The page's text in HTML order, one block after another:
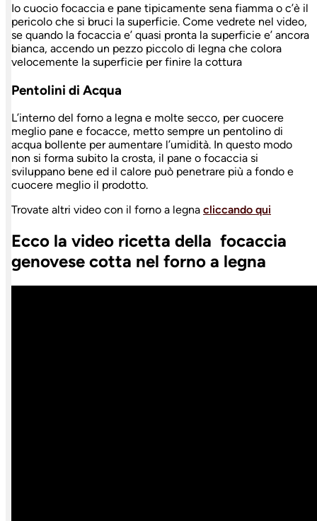
Io cuocio focaccia e pane tipicamente sena fiamma o c’è il
pericolo che si bruci la superficie. Come vedrete nel video,
se quando la focaccia e’ quasi pronta la superficie e’ ancora
bianca, accendo un pezzo piccolo di legna che colora
velocemente la superficie per finire la cottura
Pentolini di Acqua
L’interno del forno a legna e molte secco, per cuocere
meglio pane e focacce, metto sempre un pentolino di
acqua bollente per aumentare l’umidità. In questo modo
non si forma subito la crosta, il pane o focaccia si
sviluppano bene ed il calore può penetrare più a fondo e
cuocere meglio il prodotto.
Trovate altri video con il forno a legna cliccando qui
Ecco la video ricetta della focaccia
genovese cotta nel forno a legna